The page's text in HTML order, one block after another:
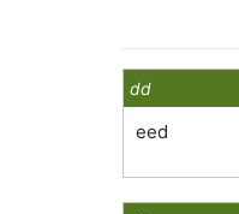
dd
eed